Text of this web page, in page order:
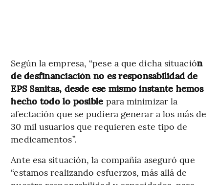
Según la empresa, “pese a que dicha situación
de desfinanciación no es responsabilidad de
EPS Sanitas, desde ese mismo instante hemos
hecho todo lo posible para minimizar la
afectación que se pudiera generar a los más de
30 mil usuarios que requieren este tipo de
medicamentos”.
Ante esa situación, la compañía aseguró que
“estamos realizando esfuerzos, más allá de